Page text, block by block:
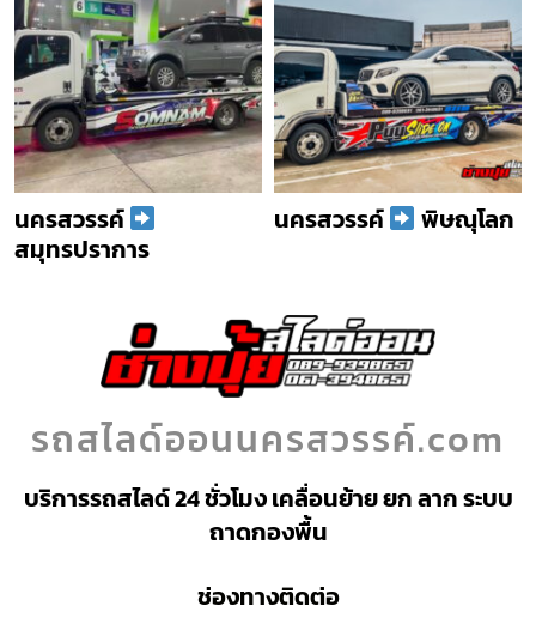
นครสวรรค์
สมุทรปราการ
นครสวรรค์ พิษณุโลก
รถสไลด์ออนนครสวรรค์.com
บริการรถสไลด์ 24 ชั่วโมง เคลื่อนย้าย ยก ลาก ระบบ
ถาดกองพื้น
ช่องทางติดต่อ